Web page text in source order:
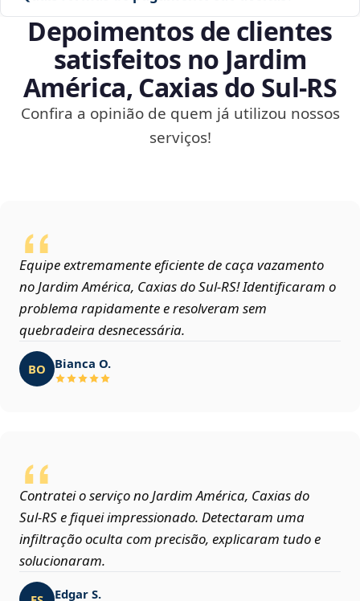
Depoimentos de clientes
satisfeitos no Jardim
América, Caxias do Sul‑RS
Confira a opinião de quem já utilizou nossos
serviços!
Equipe extremamente eficiente de caça vazamento
no Jardim América, Caxias do Sul‑RS! Identificaram o
problema rapidamente e resolveram sem
quebradeira desnecessária.
BO Bianca O.
Contratei o serviço no Jardim América, Caxias do
Sul‑RS e fiquei impressionado. Detectaram uma
infiltração oculta com precisão, explicaram tudo e
solucionaram.
Edgar S.